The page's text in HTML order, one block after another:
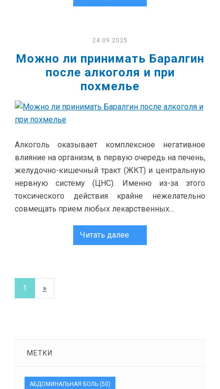
24.09.2025
Можно ли принимать Баралгин
после алкоголя и при
похмелье
Алкоголь оказывает комплексное негативное
влияние на организм, в первую очередь на печень,
желудочно-кишечный тракт (ЖКТ) и центральную
нервную систему (ЦНС). Именно из-за этого
токсического действия крайне нежелательно
совмещать прием любых лекарственных…
Читать далее
1 »
МЕТКИ
АБДОМИНАЛЬНАЯ БОЛЬ (50)